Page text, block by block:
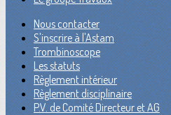
Nous contacter
S'inscrire à l'Astam
Trombinoscope
Les statuts
Règlement intérieur
Règlement disciplinaire
P.V. de Comité Directeur et AG